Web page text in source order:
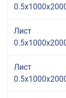
Лист
Лист